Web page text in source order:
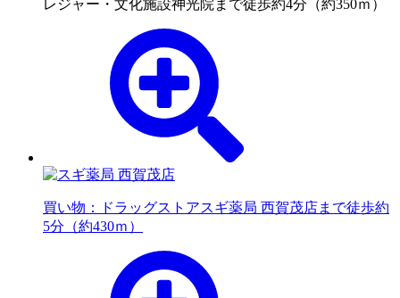
レジャー・文化施設神光院まで徒歩約4分（約350ｍ）
買い物：ドラッグストアスギ薬局 西賀茂店まで徒歩約
5分（約430ｍ）